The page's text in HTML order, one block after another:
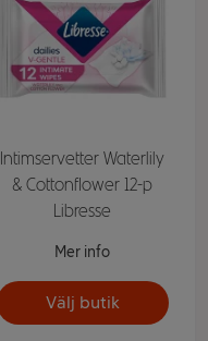
Intimservetter Waterlily
& Cottonflower 12-p
Libresse
Mer info
Välj butik